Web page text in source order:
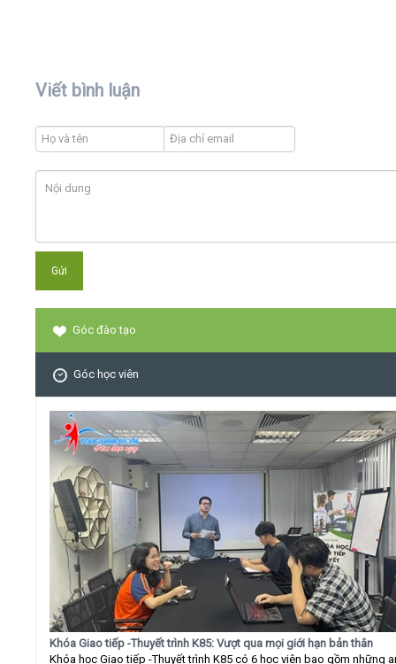
Viết bình luận
Góc đào tạo
Góc học viên
Khóa Giao tiếp -Thuyết trình K85: Vượt qua mọi giới hạn bản thân
Khóa học Giao tiếp -Thuyết trình K85 có 6 học viên bao gồm những